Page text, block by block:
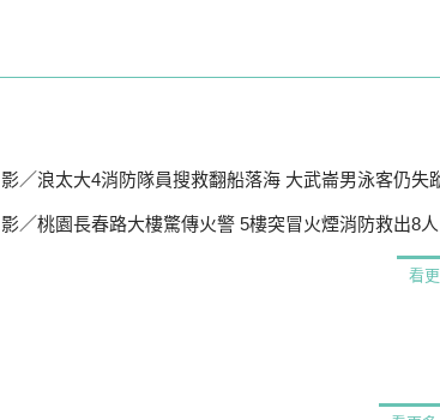
影／浪太大4消防隊員搜救翻船落海 大武崙男泳客仍失
影／桃園長春路大樓驚傳火警 5樓突冒火煙消防救出8人
看